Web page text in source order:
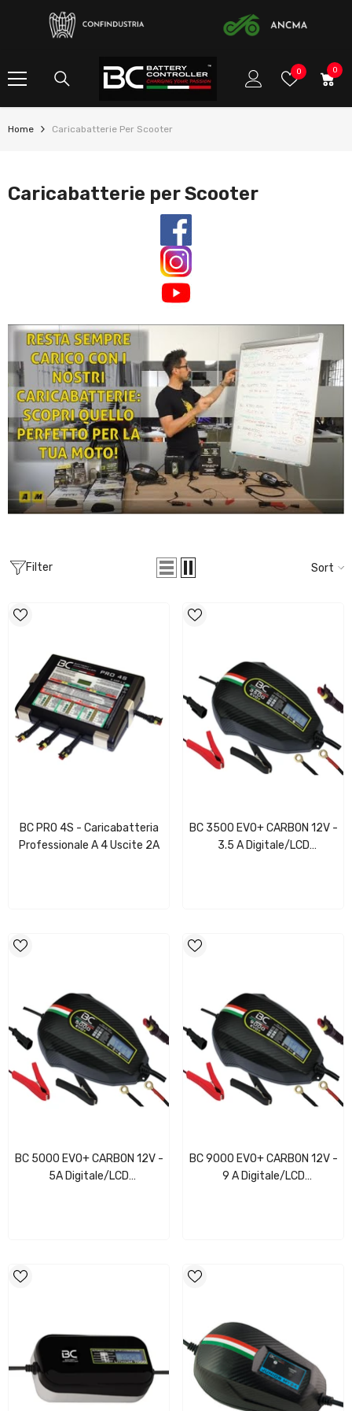
0Preferito0
0
Home Caricabatterie Per Scooter
Caricabatterie per Scooter
Filter Sort
BC PRO 4S - Caricabatteria
Professionale A 4 Uscite 2A
BC 3500 EVO+ CARBON 12V -
3.5 A Digitale/LCD
BC 5000 EVO+ CARBON 12V -
5A Digitale/LCD
BC 9000 EVO+ CARBON 12V -
9 A Digitale/LCD